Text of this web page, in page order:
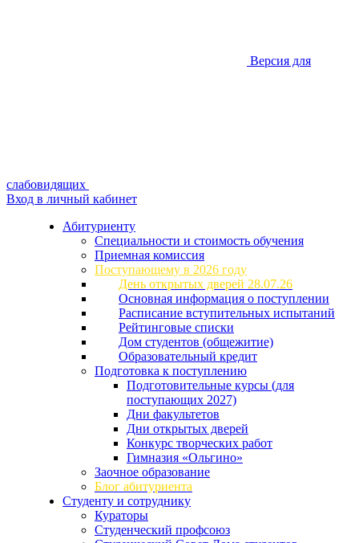
Версия для
слабовидящих
Вход в личный кабинет
Абитуриенту
Специальности и стоимость обучения
Приемная комиссия
Поступающему в 2026 году
День открытых дверей 28.07.26
Основная информация о поступлении
Расписание вступительных испытаний
Рейтинговые списки
Дом студентов (общежитие)
Образовательный кредит
Подготовка к поступлению
Подготовительные курсы (для
поступающих 2027)
Дни факультетов
Дни открытых дверей
Конкурс творческих работ
Гимназия «Ольгино»
Заочное образование
Блог абитуриента
Студенту и сотруднику
Кураторы
Студенческий профсоюз